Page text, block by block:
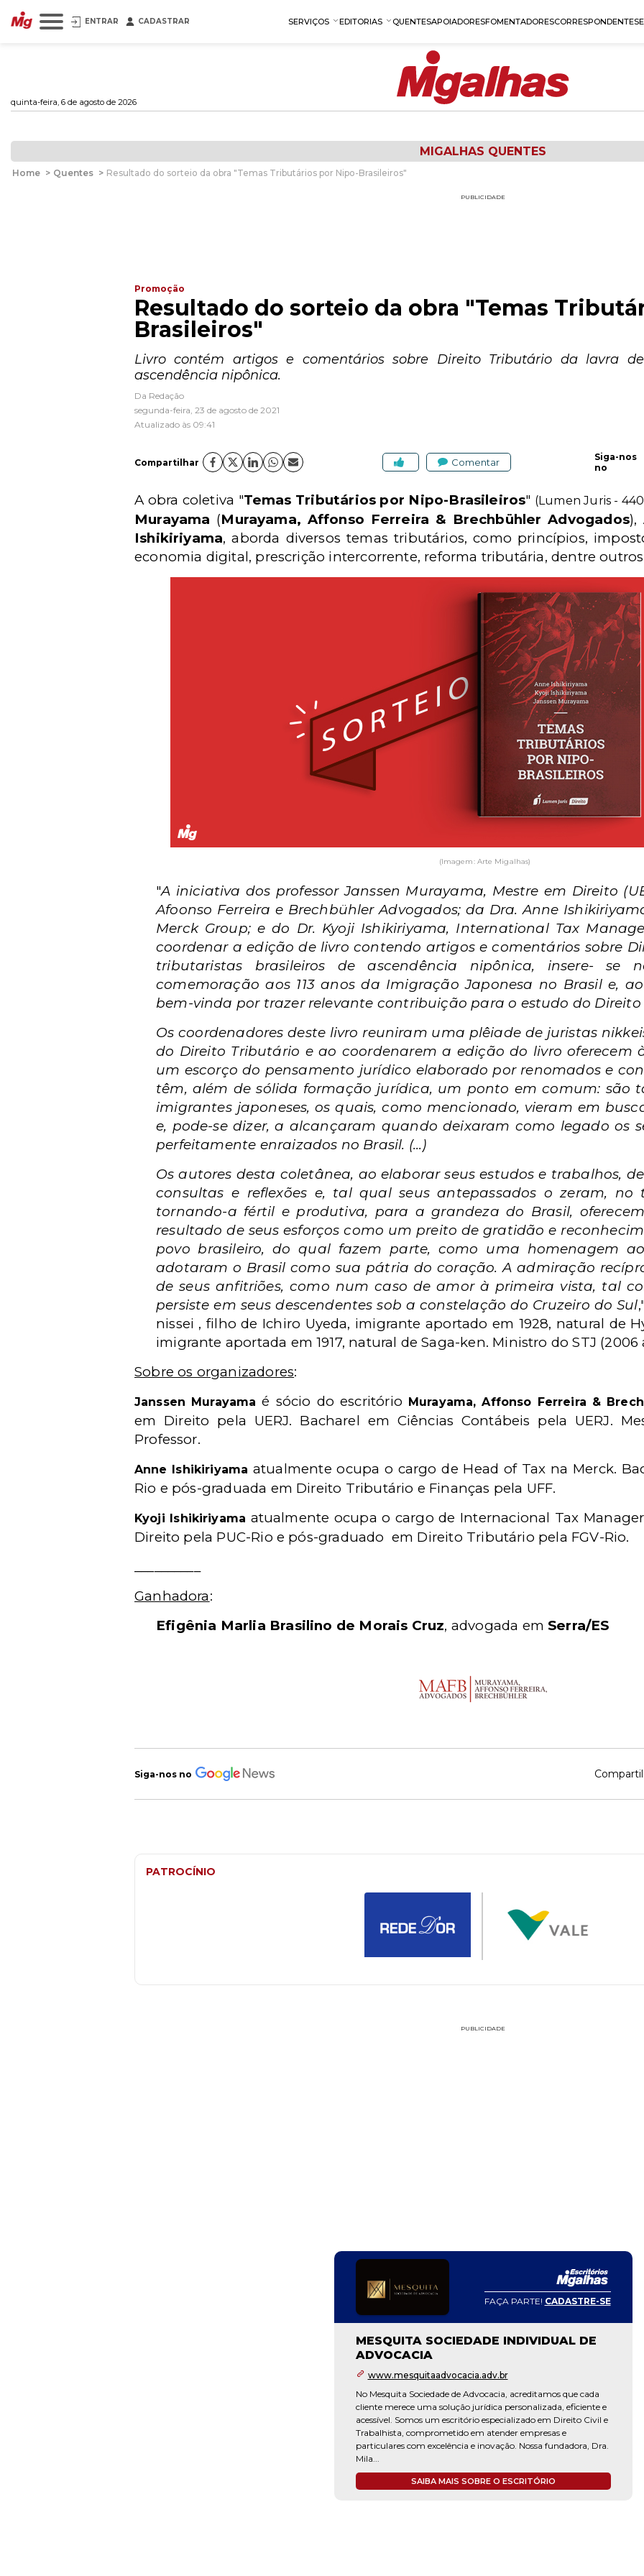
ENTRAR CADASTRAR SERVIÇOS EDITORIAS QUENTESAPOIADORESFOMENTADORESCORRESPONDENTES
quinta-feira, 6 de agosto de 2026
MIGALHAS QUENTES
Home > Quentes > Resultado do sorteio da obra "Temas Tributários por Nipo-Brasileiros"
PUBLICIDADE
Promoção
Resultado do sorteio da obra "Temas
Brasileiros"
Livro contém artigos e comentários sobre Direito Tributário da lavra
ascendência nipônica.
Da Redação
segunda-feira, 23 de agosto de 2021
Atualizado às 09:41
Compartilhar Comentar
Siga-nos
no
A obra coletiva "Temas Tributários por Nipo-Brasileiros" (Lumen Juris -
Murayama (Murayama, Affonso Ferreira & Brechbühler Advogados),
Ishikiriyama, aborda diversos temas tributários, como princípios,
economia digital, prescrição intercorrente, reforma tributária, dentre
(Imagem: Arte Migalhas)
"A iniciativa dos professor Janssen Murayama, Mestre em Direito
Afoonso Ferreira e Brechbühler Advogados; da Dra. Anne
Merck Group; e do Dr. Kyoji Ishikiriyama, International Tax
coordenar a edição de livro contendo artigos e comentários sobre
tributaristas brasileiros de ascendência nipônica, insere-
comemoração aos 113 anos da Imigração Japonesa no Brasil e,
bem-vinda por trazer relevante contribuição para o estudo do Direito
Os coordenadores deste livro reuniram uma plêiade de juristas
do Direito Tributário e ao coordenarem a edição do livro oferecem
um escorço do pensamento jurídico elaborado por renomados e
têm, além de sólida formação jurídica, um ponto em comum: são
imigrantes japoneses, os quais, como mencionado, vieram em
e, pode-se dizer, a alcançaram quando deixaram como legado os
perfeitamente enraizados no Brasil. (...)
Os autores desta coletânea, ao elaborar seus estudos e trabalhos,
consultas e reflexões e, tal qual seus antepassados o zeram,
tornando-a fértil e produtiva, para a grandeza do Brasil,
resultado de seus esforços como um preito de gratidão e
povo brasileiro, do qual fazem parte, como uma homenagem
adotaram o Brasil como sua pátria do coração. A admiração
de seus anfitriões, como num caso de amor à primeira vista, tal
persiste em seus descendentes sob a constelação do Cruzeiro do Sul
nissei , filho de Ichiro Uyeda, imigrante aportado em 1928, natural de
imigrante aportada em 1917, natural de Saga-ken. Ministro do STJ (2006
Sobre os organizadores:
Janssen Murayama é sócio do escritório Murayama, Affonso Ferreira &
em Direito pela UERJ. Bacharel em Ciências Contábeis pela UERJ.
Professor.
Anne Ishikiriyama atualmente ocupa o cargo de Head of Tax na Merck.
Rio e pós-graduada em Direito Tributário e Finanças pela UFF.
Kyoji Ishikiriyama atualmente ocupa o cargo de Internacional Tax
Direito pela PUC-Rio e pós-graduado em Direito Tributário pela FGV-Rio.
Ganhadora:
Efigênia Marlia Brasilino de Morais Cruz, advogada emSerra/ES
Siga-nos no
PATROCÍNIO
PUBLICIDADE
FAÇA PARTE! CADASTRE-SE
MESQUITA SOCIEDADE INDIVIDUAL DE
ADVOCACIA
www.mesquitaadvocacia.adv.br
No Mesquita Sociedade de Advocacia, acreditamos que cada
cliente merece uma solução jurídica personalizada, eficiente e
acessível. Somos um escritório especializado em Direito Civil e
Trabalhista, comprometido em atender empresas e
particulares com excelência e inovação. Nossa fundadora, Dra.
Mila...
SAIBA MAIS SOBRE O ESCRITÓRIO